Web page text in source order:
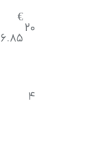
20
€
6.85
4